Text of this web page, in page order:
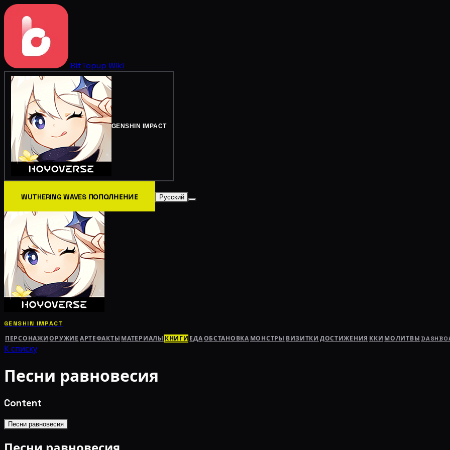
BitTopup Wiki
GENSHIN IMPACT
WUTHERING WAVES ПОПОЛНЕНИЕ Русский
GENSHIN IMPACT
ПЕРСОНАЖИ ОРУЖИЕ АРТЕФАКТЫ МАТЕРИАЛЫ КНИГИ ЕДАОБСТАНОВКА МОНСТРЫ ВИЗИТКИ ДОСТИЖЕНИЯ ККИ МОЛИТВЫ
К списку
Песни равновесия
Content
Песни равновесия